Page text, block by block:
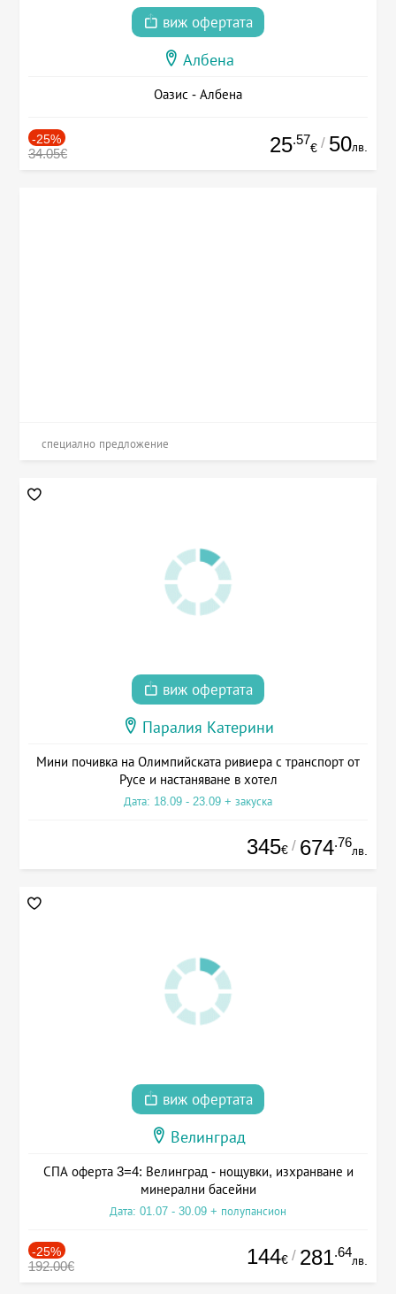
виж офертата
Албена
Оазис - Албена
-25%
34.05€ 25.57
€ / 50лв.
специално предложение
виж офертата
Паралия Катерини
Мини почивка на Олимпийската ривиера с транспорт от
Русе и настаняване в хотел
Дата: 18.09 - 23.09 + закуска
345€ / 674.76
лв.
виж офертата
Велинград
СПА оферта 3=4: Велинград - нощувки, изхранване и
минерални басейни
Дата: 01.07 - 30.09 + полупансион
-25%
192.00€ 144€ / 281.64
лв.